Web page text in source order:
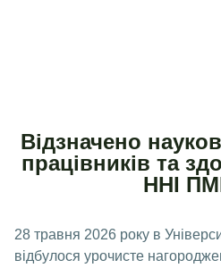
Відзначено
працівників та
ННІ
28 травня 2026 року в
відбулося урочисте